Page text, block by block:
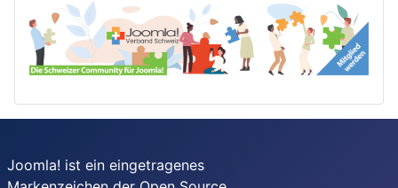
Joomla! ist ein eingetragenes